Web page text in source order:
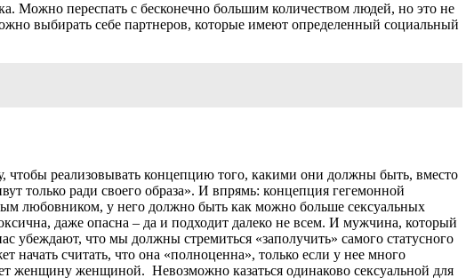
Можно переспать с бесконечно большим количеством людей, но это не
выбирать себе партнеров, которые имеют определенный социальный
реализовывать концепцию того, какими они должны быть, вместо
только ради своего образа». И впрямь: концепция гегемонной
любовником, у него должно быть как можно больше сексуальных
даже опасна – да и подходит далеко не всем. И мужчина, который
убеждают, что мы должны стремиться «заполучить» самого статусного
считать, что она «полноценна», только если у нее много
женщину женщиной. Невозможно казаться одинаково сексуальной для